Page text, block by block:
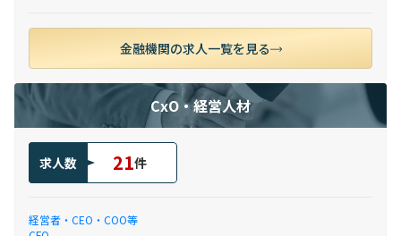
金融機関の求人一覧を見る
CxO・経営人材
求人数 21件
経営者・CEO・COO等